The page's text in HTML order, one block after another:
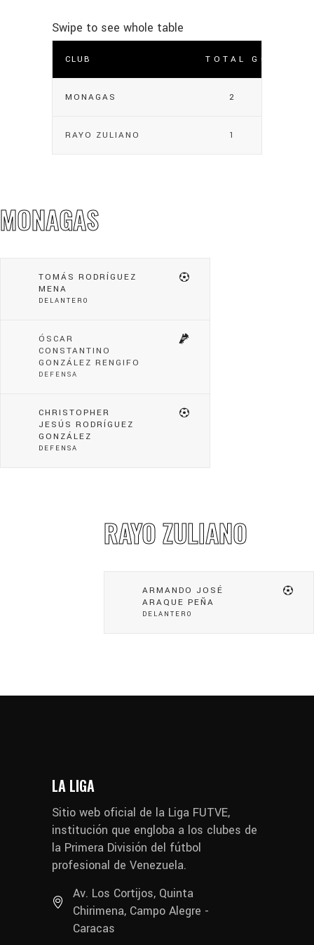
CLUB TOTAL GOLES
MONAGAS 2
RAYO ZULIANO 1
MONAGAS
TOMÁS RODRÍGUEZ
MENA
DELANTERO
ÓSCAR
CONSTANTINO
GONZÁLEZ RENGIFO
DEFENSA
CHRISTOPHER
JESÚS RODRÍGUEZ
GONZÁLEZ
DEFENSA
RAYO ZULIANO
ARMANDO JOSÉ
ARAQUE PEÑA
DELANTERO
LA LIGA
Sitio web oficial de la Liga FUTVE,
institución que engloba a los clubes de
la Primera División del fútbol
profesional de Venezuela.
Av. Los Cortijos, Quinta
Chirimena, Campo Alegre -
Caracas